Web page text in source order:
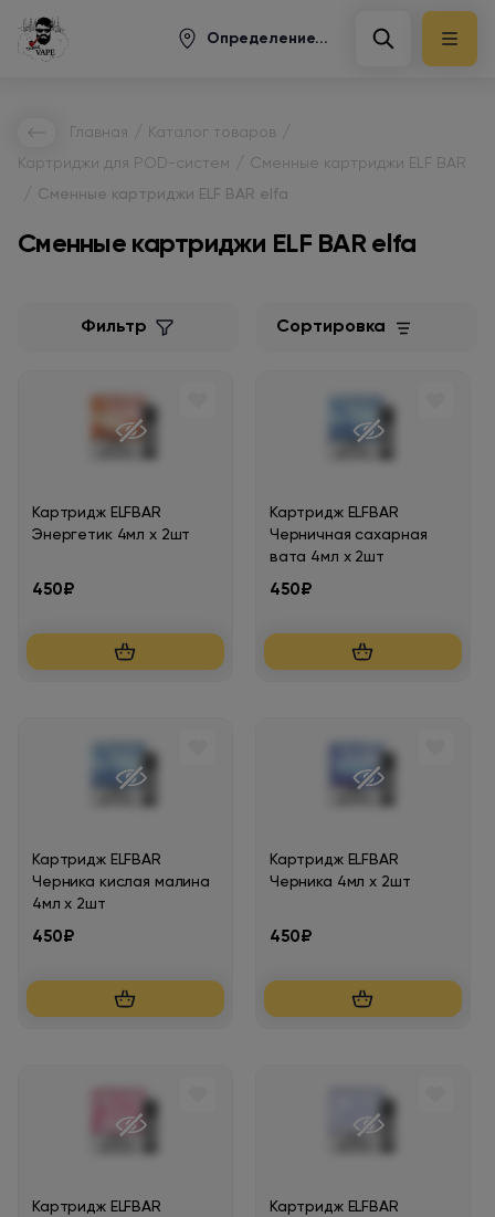
Определение...
Главная Каталог товаров
Картриджи для POD-систем Сменные картриджи ELF BAR
Сменные картриджи ELF BAR elfa
Сменные картриджи ELF BAR elfa
Фильтр Сортировка
Картридж ELFBAR
Энергетик 4мл х 2шт
450₽
Картридж ELFBAR
Черничная сахарная
вата 4мл х 2шт
450₽
Картридж ELFBAR
Черника кислая малина
4мл х 2шт
450₽
Картридж ELFBAR
Черника 4мл х 2шт
450₽
Картридж ELFBAR
Картридж ELFBAR